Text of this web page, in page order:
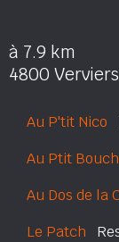
à 7.9 km
4800 Verviers
Au P'tit Nico
Au Ptit
Au Dos de la
Le Patch